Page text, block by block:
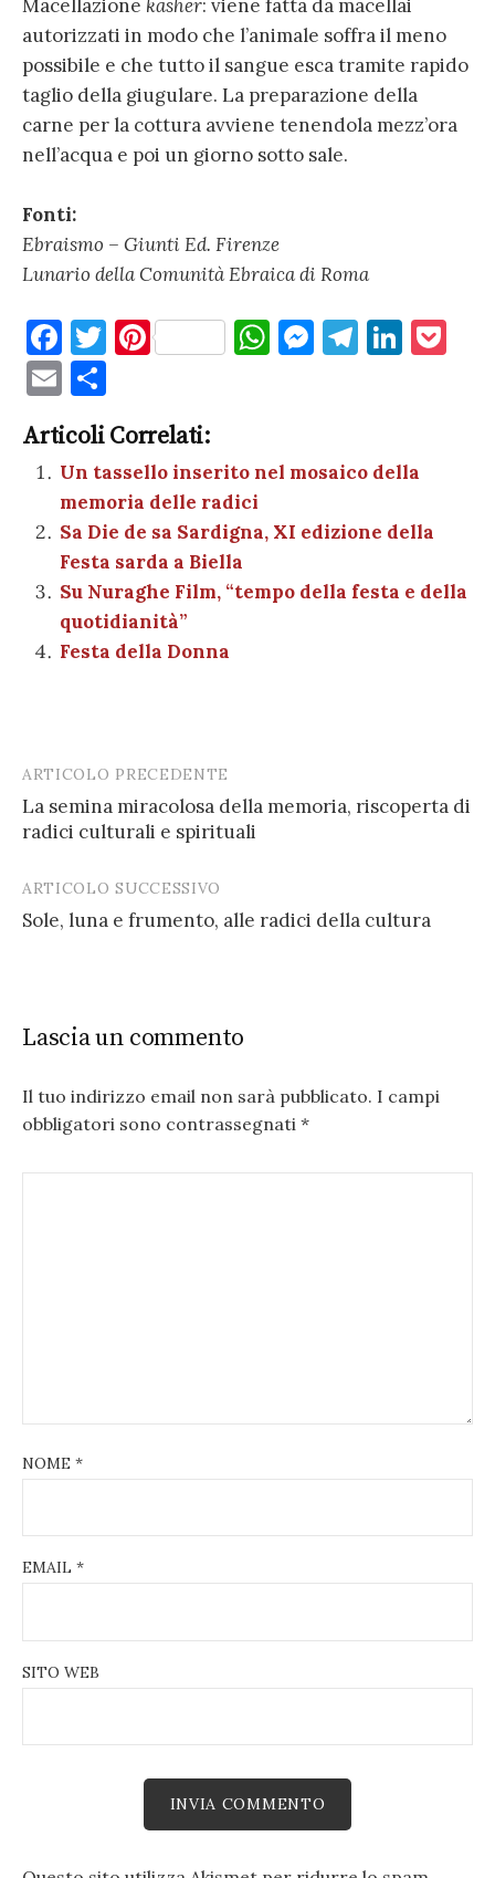
Macellazione kasher: viene fatta da macellai
autorizzati in modo che l’animale soffra il meno
possibile e che tutto il sangue esca tramite rapido
taglio della giugulare. La preparazione della
carne per la cottura avviene tenendola mezz’ora
nell’acqua e poi un giorno sotto sale.
Fonti:
Ebraismo – Giunti Ed. Firenze
Lunario della Comunità Ebraica di Roma
F
a
c
e
b
o
o
k
T
te
r
Pi
es
t
W
A
p
p
M
g
er
T
a
Li
dI
n
E
m
ai
l
o
n
di
vi
di
Articoli Correlati:
Un tassello inserito nel mosaico della
memoria delle radici
Sa Die de sa Sardigna, XI edizione della
Festa sarda a Biella
Su Nuraghe Film, “tempo della festa e della
quotidianità”
Festa della Donna
Post
navigation
ARTICOLO PRECEDENTE
La semina miracolosa della memoria, riscoperta di
radici culturali e spirituali
ARTICOLO SUCCESSIVO
Sole, luna e frumento, alle radici della cultura
Lascia un commento
Il tuo indirizzo email non sarà pubblicato. I campi
obbligatori sono contrassegnati *
NOME *
EMAIL *
SITO WEB